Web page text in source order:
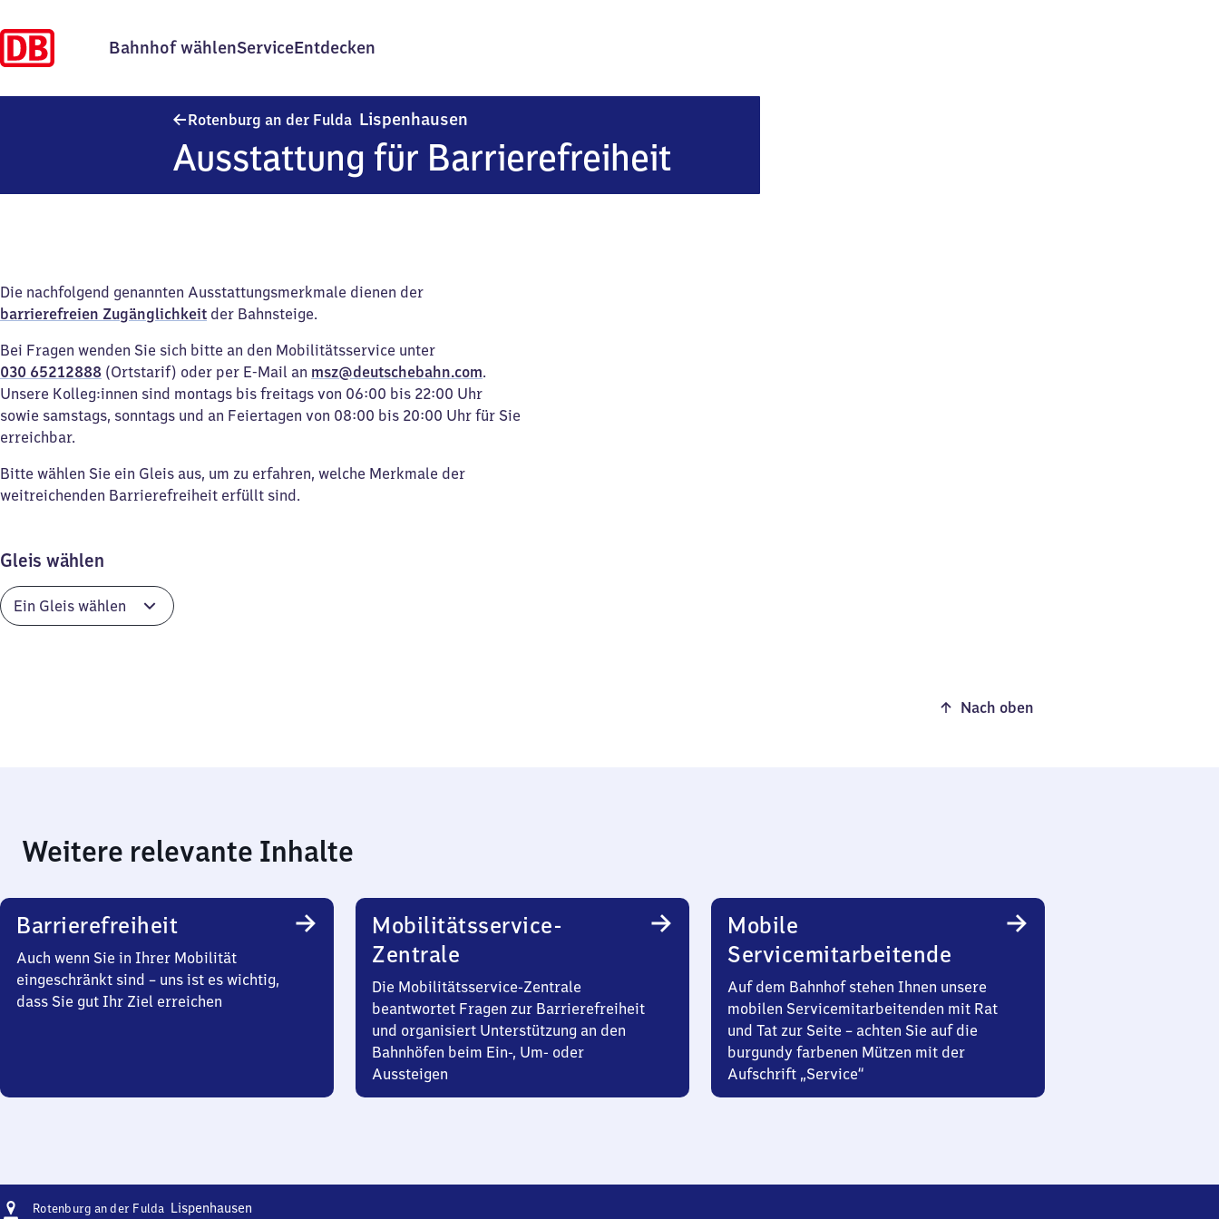
Bahnhof wählenServiceEntdecken
Rotenburg an der Fulda Lispenhausen
Ausstattung für Barrierefreiheit
Die nachfolgend genannten Ausstattungsmerkmale dienen der
barrierefreien Zugänglichkeit der Bahnsteige.
Bei Fragen wenden Sie sich bitte an den Mobilitätsservice unter
030 65212888 (Ortstarif) oder per E-Mail an msz@deutschebahn.com.
Unsere Kolleg:innen sind montags bis freitags von 06:00 bis 22:00 Uhr
sowie samstags, sonntags und an Feiertagen von 08:00 bis 20:00 Uhr für Sie
erreichbar.
Bitte wählen Sie ein Gleis aus, um zu erfahren, welche Merkmale der
weitreichenden Barrierefreiheit erfüllt sind.
Gleis wählen
Nach oben
Weitere relevante Inhalte
Barrierefreiheit
Auch wenn Sie in Ihrer Mobilität
eingeschränkt sind – uns ist es wichtig,
dass Sie gut Ihr Ziel erreichen
Mobilitätsservice-
Zentrale
Die Mobilitätsservice-Zentrale
beantwortet Fragen zur Barrierefreiheit
und organisiert Unterstützung an den
Bahnhöfen beim Ein-, Um- oder
Aussteigen
Mobile
Servicemitarbeitende
Auf dem Bahnhof stehen Ihnen unsere
mobilen Servicemitarbeitenden mit Rat
und Tat zur Seite – achten Sie auf die
burgundy farbenen Mützen mit der
Aufschrift „Service“
Adresse
Rotenburg an der Fulda LispenhausenRotenburg